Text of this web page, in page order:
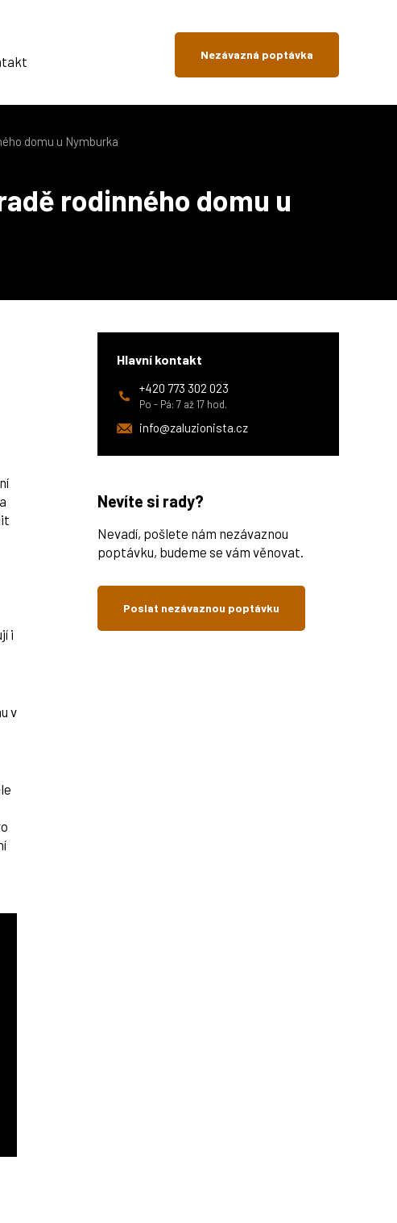
Nezávazná poptávka
domu u Nymburka
rodinného domu u
i
v
Hlavní kontakt
+420 773 302 023
Po - Pá: 7 až 17 hod.
info@zaluzionista.cz
Nevíte si rady?
Nevadí, pošlete nám nezávaznou
poptávku, budeme se vám věnovat.
Poslat nezávaznou poptávku